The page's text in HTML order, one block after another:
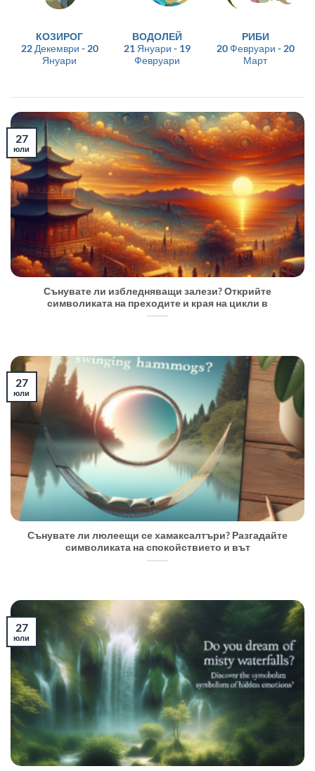
КОЗИРОГ
22 Декември - 20
Януари
ВОДОЛЕЙ
21 Януари - 19
Февруари
РИБИ
20 Февруари - 20
Март
Сънувате ли избледняващи залези? Открийте
символиката на преходите и края на цикли в
27
юли
Сънувате ли люлеещи се хамаксалтъри? Разгадайте
символиката на спокойствието и вът
27
юли
27
юли